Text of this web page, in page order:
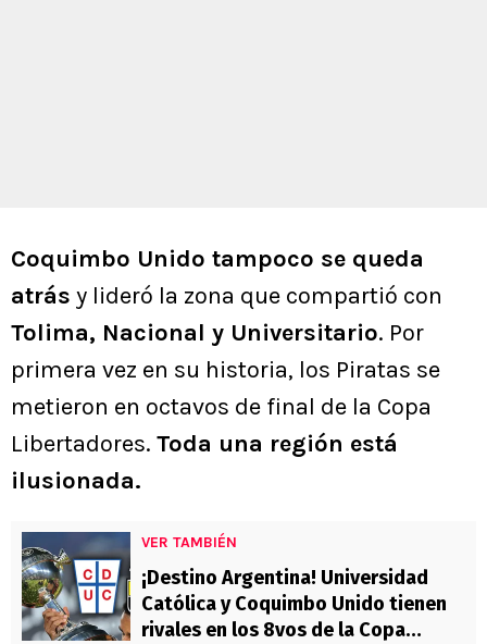
Coquimbo Unido tampoco se queda
atrás y lideró la zona que compartió con
Tolima, Nacional y Universitario. Por
primera vez en su historia, los Piratas se
metieron en octavos de final de la Copa
Libertadores. Toda una región está
ilusionada.
VER TAMBIÉN
¡Destino Argentina! Universidad
Católica y Coquimbo Unido tienen
rivales en los 8vos de la Copa